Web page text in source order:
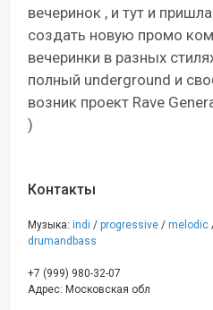
вечеринок , и тут и
создать новую промо
вечеринки в разных
полный underground и
возник проект Rave
)
Контакты
Музыка: indi / progressive / melodic
drumandbass
+7 (999) 980-32-07
Адрес: Московская обл